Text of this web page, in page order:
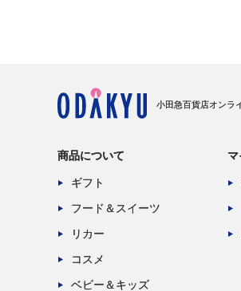
小田急百貨店オンラ
商品について
ギフト
フード＆スイーツ
リカー
コスメ
ベビー＆キッズ